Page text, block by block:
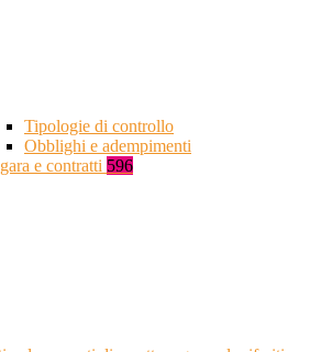
Tipologie di controllo
Obblighi e adempimenti
e contratti 596